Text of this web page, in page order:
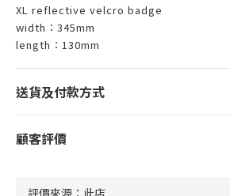
XL reflective velcro badge
width：345mm
length：130mm
送貨及付款方式
顧客評價